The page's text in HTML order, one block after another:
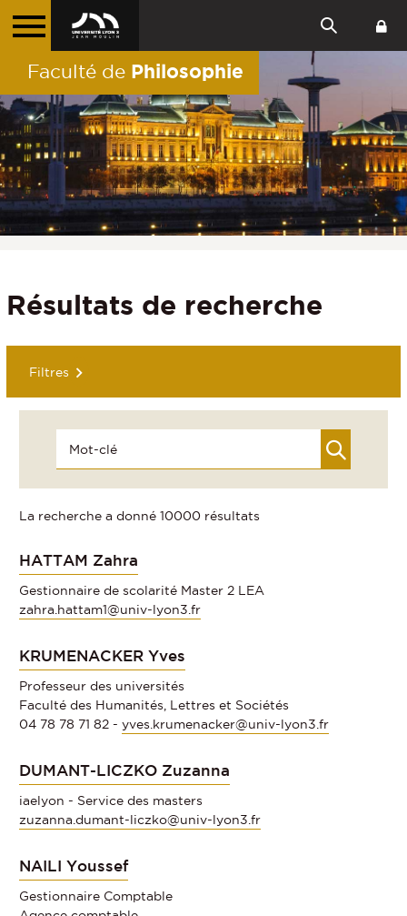
Faculté de Philosophie
Résultats de recherche
Filtres
La recherche a donné 10000 résultats
HATTAM Zahra
Gestionnaire de scolarité Master 2 LEA
zahra.hattam1@univ-lyon3.fr
KRUMENACKER Yves
Professeur des universités
Faculté des Humanités, Lettres et Sociétés
04 78 78 71 82 - yves.krumenacker@univ-lyon3.fr
DUMANT-LICZKO Zuzanna
iaelyon - Service des masters
zuzanna.dumant-liczko@univ-lyon3.fr
NAILI Youssef
Gestionnaire Comptable